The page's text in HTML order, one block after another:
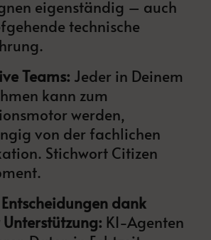
eigenständig – auch
technische
Teams: Jeder in Deinem
kann zum
werden,
von der fachlichen
Stichwort Citizen
Entscheidungen dank
KI-Agenten